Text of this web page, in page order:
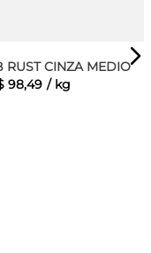
RUST CINZA MEDIO
98,49 / kg